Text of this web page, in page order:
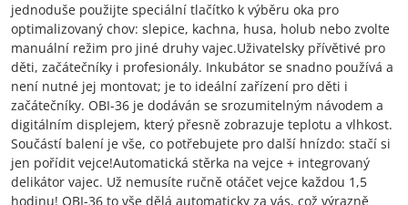
jednoduše použijte speciální tlačítko k výběru oka pro
optimalizovaný chov: slepice, kachna, husa, holub nebo zvolte
manuální režim pro jiné druhy vajec.Uživatelsky přívětivé pro
děti, začátečníky i profesionály. Inkubátor se snadno používá a
není nutné jej montovat; je to ideální zařízení pro děti i
začátečníky. OBI-36 je dodáván se srozumitelným návodem a
digitálním displejem, který přesně zobrazuje teplotu a vlhkost.
Součástí balení je vše, co potřebujete pro další hnízdo: stačí si
jen pořídit vejce!Automatická stěrka na vejce + integrovaný
delikátor vajec. Už nemusíte ručně otáčet vejce každou 1,5
hodinu! OBI-36 to vše dělá automaticky za vás, což výrazně